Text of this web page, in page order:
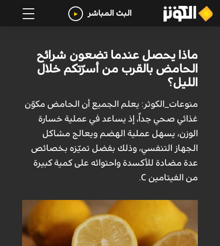
البث المباشر
ماذا يحصل عندما تضعون شرائح
الحامض بالقرب من أسرّتكم خلال
الليل؟
منوعات_الكوثر: يعلم الجميع أن الحامض مكوّن
غذائي صحي جداً، إذ يساعد في عملية خسارة
الوزن، يسهل عملية الهضم ويعالج مشاكل
الجهاز التنفسي، وذلك بفضل تميّزه بخصائص
عدة مضادة للأكسدة واحتوائه على كمية كبيرة
من الفيتامين C.